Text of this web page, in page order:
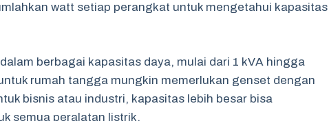
watt setiap perangkat untuk mengetahui kapasitas
berbagai kapasitas daya, mulai dari 1 kVA hingga
rumah tangga mungkin memerlukan genset dengan
bisnis atau industri, kapasitas lebih besar bisa
semua peralatan listrik.